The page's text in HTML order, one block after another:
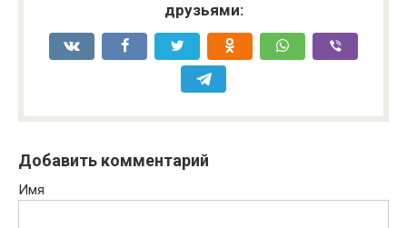
друзьями:
Добавить комментарий
Имя